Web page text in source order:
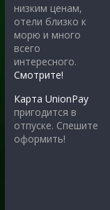
низким ценам,
отели близко к
морю и много
всего
интересного.
Смотрите!
Карта UnionPay
пригодится в
отпуске. Спешите
оформить!